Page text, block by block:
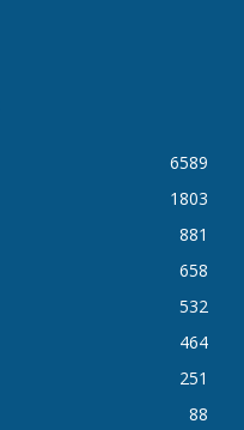
6589
1803
881
658
532
464
251
88